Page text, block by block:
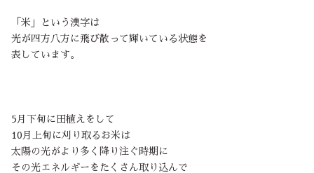
「米」という漢字は
光が四方八方に飛び散って輝いている状態を
表しています。
5月下旬に田植えをして
10月上旬に刈り取るお米は
太陽の光がより多く降り注ぐ時期に
その光エネルギーをたくさん取り込んで